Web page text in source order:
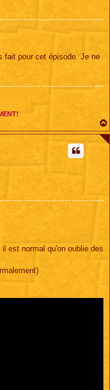
fait pour cet épisode. Je ne
est normal qu'on oublie des